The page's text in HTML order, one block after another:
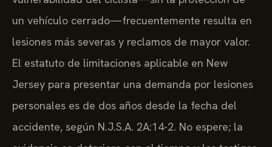
un vehículo cerrado—frecuentemente resulta en
lesiones más severas y reclamos de mayor valor.
El estatuto de limitaciones aplicable en New
Jersey para presentar una demanda por lesiones
personales es de dos años desde la fecha del
accidente, según N.J.S.A. 2A:14-2. No espere; la